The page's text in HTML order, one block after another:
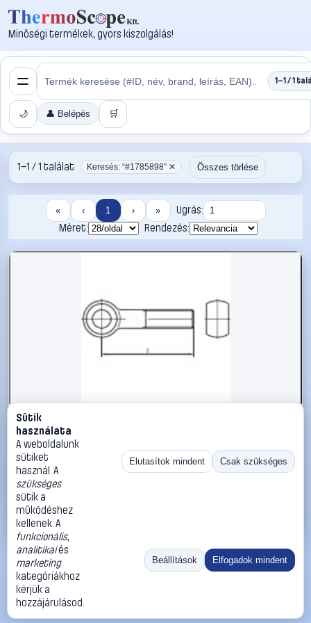
Minőségi termékek, gyors kiszolgálás!
1–1 / 1
🌙 👤 Belépés 🛒
1–1 / 1 találat Keresés: “#1785898” ✕ Összes törlése
« ‹ 1 › »
Ugrás:
Méret:
Rendezés:
#1785898
TOOLCRAFT TO-5357694 szemescsavar M12 55 mm DIN
444 rozsdamentes acél A2 10 db
TOOLCRAFT Metrikus csavarok
25 990 Ft
Kosárba
«
Ugrás:
Méret:
Rendezés:
©2026
ThermoScope
ÁSZF
Cégbemutató
Sütik
használata
A weboldalunk
sütiket
használ. A
szükséges
sütik a
működéshez
kellenek. A
funkcionális,
analitikaiés
marketing
kategóriákhoz
kérjük a
hozzájárulásod.
Elutasítok mindent Csak szükséges
Beállítások Elfogadok mindent